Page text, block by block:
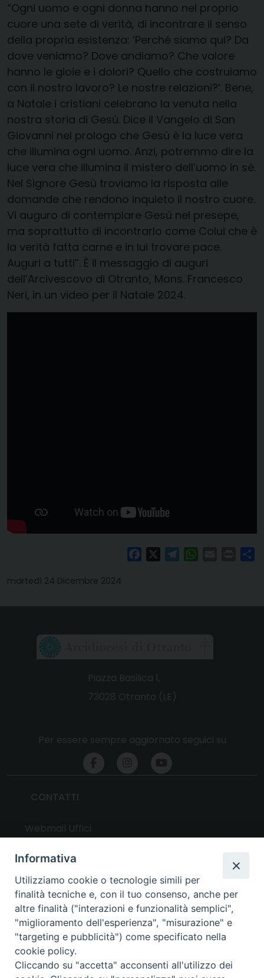
“Ogni uomo e ogni donna hanno nel proprio
cuore una sete di verità, di incontrare il senso
della propria esistenza: ‘Perché siamo qui? Da
dove veniamo? Dove andiamo? Che valore
hanno le gioie e i dolori? Quello che costruiamo
con il nostro lavoro? Le nostre relazioni?’. Bene,
a Natale i cristiani celebrano la venuta nella
nostra storia di Gesù. Dice il Vangelo di San
Giovanni nel prologo che Gesù è la luce vera
che illumina ogni uomo. Anzi, potremmo dire la
luce vera che illumina il mistero dell’uomo in sé.
Nel Signore Gesù troviamo la risposta alle
domande che rendono inquieto il nostro cuore.
Vi auguro di contemplare Gesù nel presepe,
ma soprattutto di incontrarlo come Colui che è
la verità fatta carne e in lui trovare pace.
Auguri a tutti”. È il messaggio di auguri
dell’Arcivescovo di Otranto, Mons. Francesco
Neri, in un video per il Natale 2024.
FacebookTelegramWhatsAppPrint
martedì 24 Dicembre 2024
UTILITY
News
Altri articoli
Notizie nazionali
Download
Informativa
Utilizziamo cookie o tecnologie simili per
finalità tecniche e, con il tuo consenso, anche per
altre finalità ("interazioni e funzionalità semplici",
"miglioramento dell'esperienza", "misurazione" e
"targeting e pubblicità") come specificato nella
cookie policy.
Cliccando su "accetta" acconsenti all'utilizzo dei